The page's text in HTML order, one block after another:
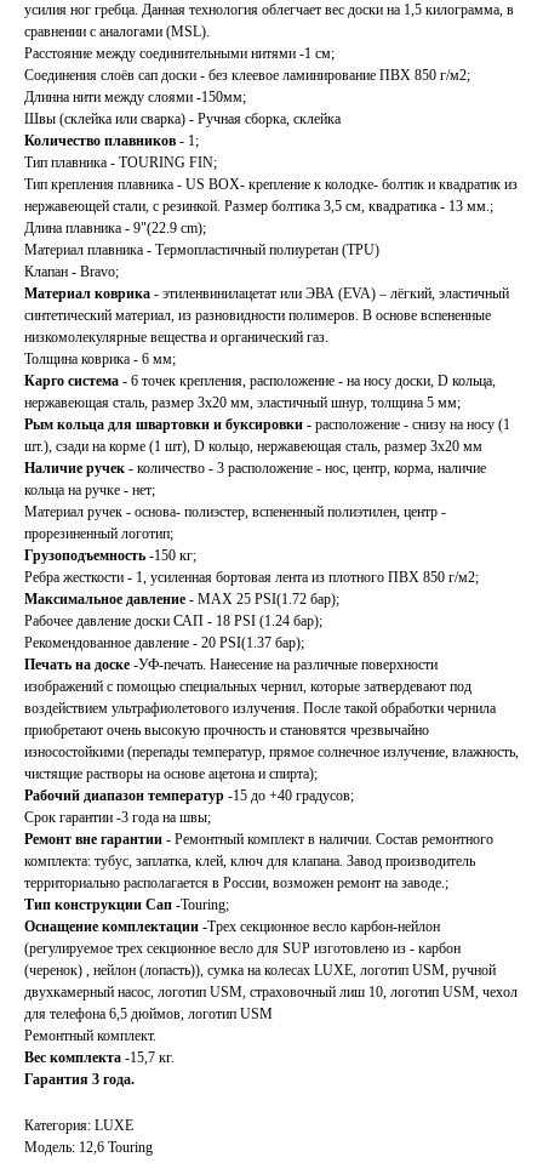
усилия ног гребца. Данная технология облегчает вес доски на 1,5 килограмма, в
сравнении с аналогами (MSL).
Расстояние между соединительными нитями -1 см;
Соединения слоёв сап доски - без клеевое ламинирование ПВХ 850 г/м2;
Длинна нити между слоями -150мм;
Швы (склейка или сварка) - Ручная сборка, склейка
Количество плавников - 1;
Тип плавника - TOURING FIN;
Тип крепления плавника - US BOX- крепление к колодке- болтик и квадратик из
нержавеющей стали, с резинкой. Размер болтика 3,5 см, квадратика - 13 мм.;
Длина плавника - 9"(22.9 cm);
Материал плавника - Термопластичный полиуретан (TPU)
Клапан - Bravo;
Материал коврика - этиленвинилацетат или ЭВА (EVA) – лёгкий, эластичный
синтетический материал, из разновидности полимеров. В основе вспененные
низкомолекулярные вещества и органический газ.
Толщина коврика - 6 мм;
Карго система - 6 точек крепления, расположение - на носу доски, D кольца,
нержавеющая сталь, размер 3х20 мм, эластичный шнур, толщина 5 мм;
Рым кольца для швартовки и буксировки - расположение - снизу на носу (1
шт.), сзади на корме (1 шт), D кольцо, нержавеющая сталь, размер 3х20 мм
Наличие ручек - количество - 3 расположение - нос, центр, корма, наличие
кольца на ручке - нет;
Материал ручек - основа- полиэстер, вспененный полиэтилен, центр -
прорезиненный логотип;
Грузоподъемность -150 кг;
Ребра жесткости - 1, усиленная бортовая лента из плотного ПВХ 850 г/м2;
Максимальное давление - MAX 25 PSI(1.72 бар);
Рабочее давление доски САП - 18 PSI (1.24 бар);
Рекомендованное давление - 20 PSI(1.37 бар);
Печать на доске -УФ-печать. Нанесение на различные поверхности
изображений с помощью специальных чернил, которые затвердевают под
воздействием ультрафиолетового излучения. После такой обработки чернила
приобретают очень высокую прочность и становятся чрезвычайно
износостойкими (перепады температур, прямое солнечное излучение, влажность,
чистящие растворы на основе ацетона и спирта);
Рабочий диапазон температур -15 до +40 градусов;
Срок гарантии -3 года на швы;
Ремонт вне гарантии - Ремонтный комплект в наличии. Состав ремонтного
комплекта: тубус, заплатка, клей, ключ для клапана. Завод производитель
территориально располагается в России, возможен ремонт на заводе.;
Тип конструкции Сап -Touring;
Оснащение комплектации -Трех секционное весло карбон-нейлон
(регулируемое трех секционное весло для SUP изготовлено из - карбон
(черенок) , нейлон (лопасть)), сумка на колесах LUXE, логотип USM, ручной
двухкамерный насос, логотип USM, страховочный лиш 10, логотип USM, чехол
для телефона 6,5 дюймов, логотип USM
Ремонтный комплект.
Вес комплекта -15,7 кг.
Гарантия 3 года.
Категория: LUXE
Модель: 12,6 Touring